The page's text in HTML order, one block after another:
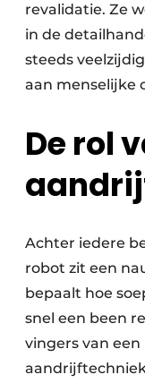
revalidatie. Ze
in de
steeds
aan menselijke
De rol
Achter iedere
robot zit een
bepaalt hoe
snel een been
vingers van